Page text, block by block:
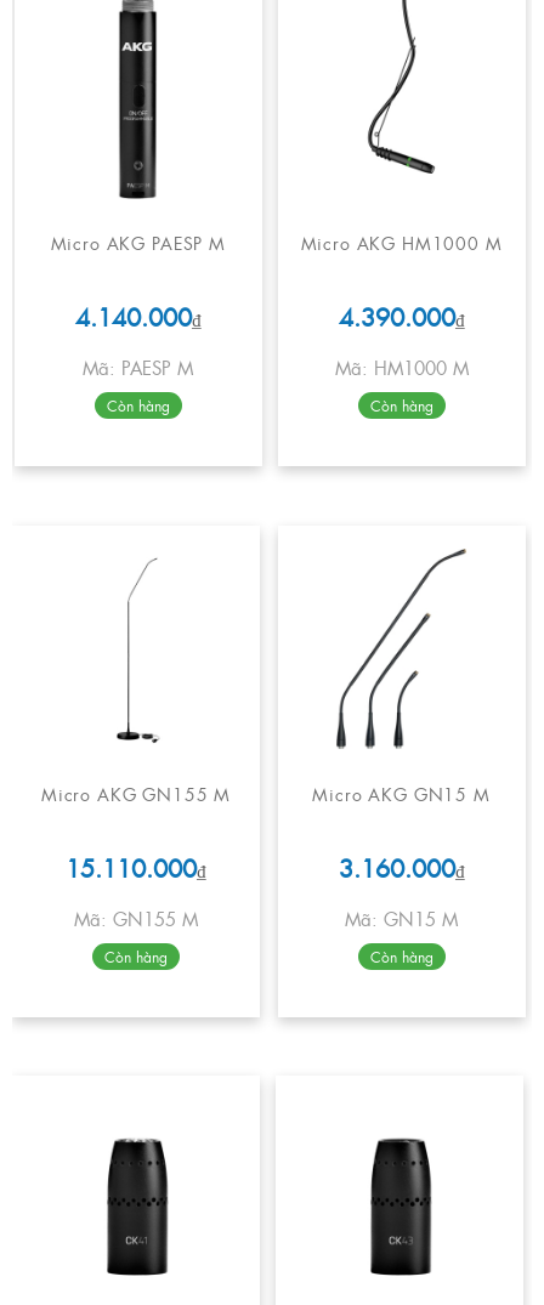
Micro AKG PAESP M
4.140.000₫
Mã: PAESP M
Còn hàng
Micro AKG HM1000 M
4.390.000₫
Mã: HM1000 M
Còn hàng
Micro AKG GN155 M
15.110.000₫
Mã: GN155 M
Còn hàng
Micro AKG GN15 M
3.160.000₫
Mã: GN15 M
Còn hàng